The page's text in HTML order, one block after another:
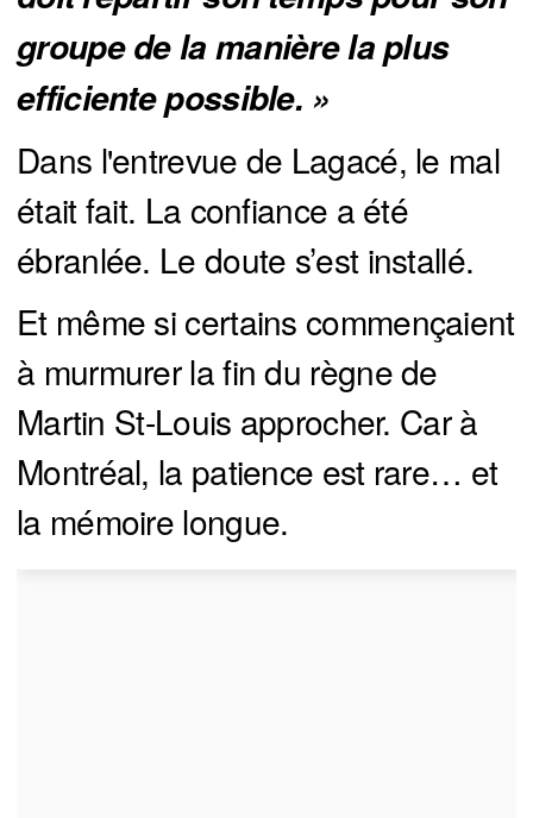
groupe de la manière la plus
efficiente possible. »
Dans l'entrevue de Lagacé, le mal
était fait. La confiance a été
ébranlée. Le doute s’est installé.
Et même si certains commençaient
à murmurer la fin du règne de
Martin St-Louis approcher. Car à
Montréal, la patience est rare… et
la mémoire longue.